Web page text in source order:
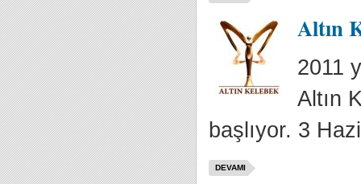
Altın
2011
Altın
başlıyor. 3
DEVAMI